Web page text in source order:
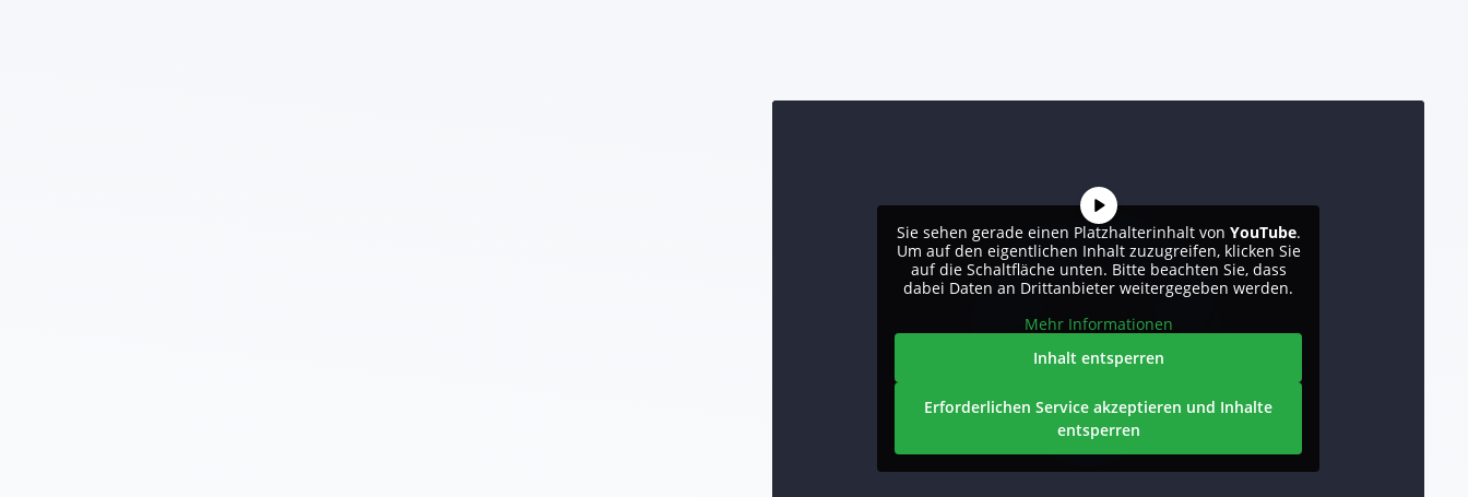
Sie sehen gerade einen Platzhalterinhalt von YouTube.
Um auf den eigentlichen Inhalt zuzugreifen, klicken Sie
auf die Schaltfläche unten. Bitte beachten Sie, dass
dabei Daten an Drittanbieter weitergegeben werden.
Mehr Informationen
Inhalt entsperren
Erforderlichen Service akzeptieren und Inhalte
entsperren